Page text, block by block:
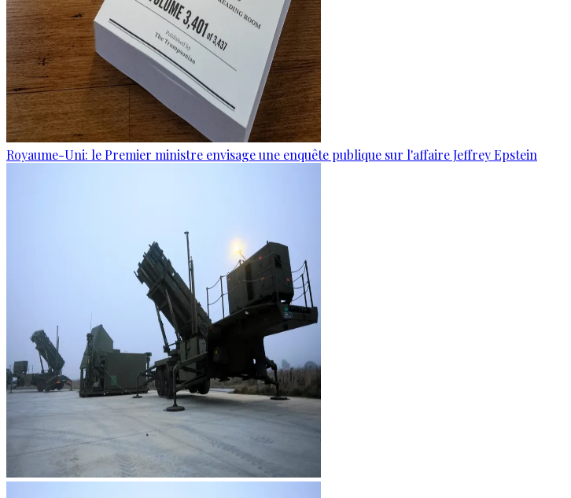
Royaume-Uni: le Premier ministre envisage une enquête publique sur l'affaire Jeffrey Epstein